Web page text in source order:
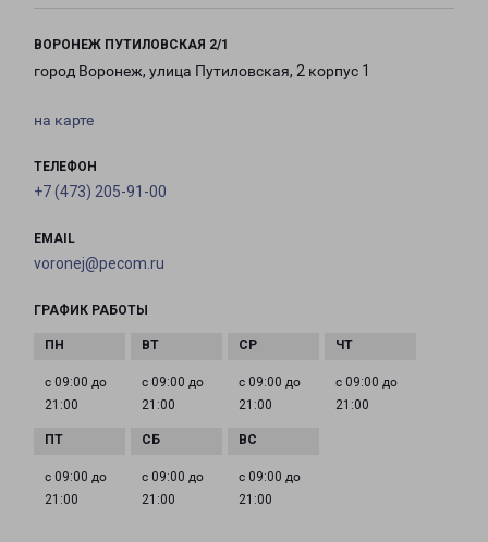
ВОРОНЕЖ ПУТИЛОВСКАЯ 2/1
город Воронеж, улица Путиловская, 2 корпус 1
на карте
ТЕЛЕФОН
+7 (473) 205-91-00
EMAIL
voronej@pecom.ru
ГРАФИК РАБОТЫ
с 09:00 до
21:00
с 09:00 до
21:00
с 09:00 до
21:00
с 09:00 до
21:00
с 09:00 до
21:00
с 09:00 до
21:00
с 09:00 до
21:00